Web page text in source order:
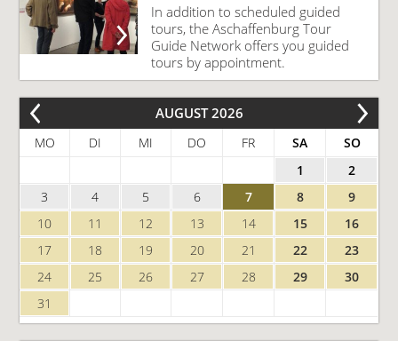
In addition to scheduled guided
tours, the Aschaffenburg Tour
Guide Network offers you guided
tours by appointment.
AUGUST 2026
MO DI MI DO FR SA
SO
1
2
3
4 5 6 7 8
9
10
11 12 13 14 15
16
17
18 19 20 21 22
23
24
25 26 27 28 29
30
31